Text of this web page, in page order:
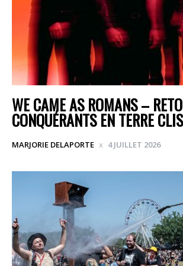
WE CAME AS ROMANS –
CONQUÉRANTS EN TERRE
MARJORIE DELAPORTE 4 JUILLET 2026